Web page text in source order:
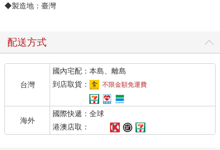
◆製造地：臺灣
配送方式
台灣
國內宅配：本島、離島
到店取貨：
不限金額免運費
海外
國際快遞：全球
港澳店取：